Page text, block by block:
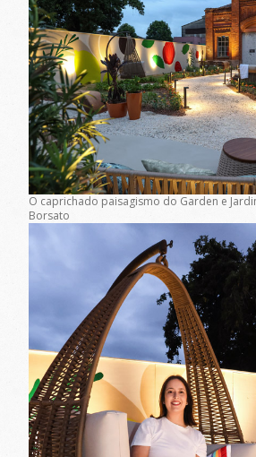
O caprichado paisagismo do Garden e
Borsato